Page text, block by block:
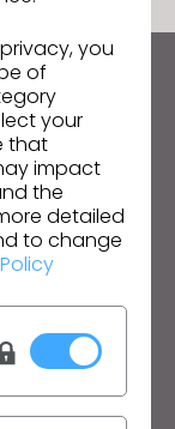
les
,les conditions
you
of
your
that
impact
the
detailed
to change